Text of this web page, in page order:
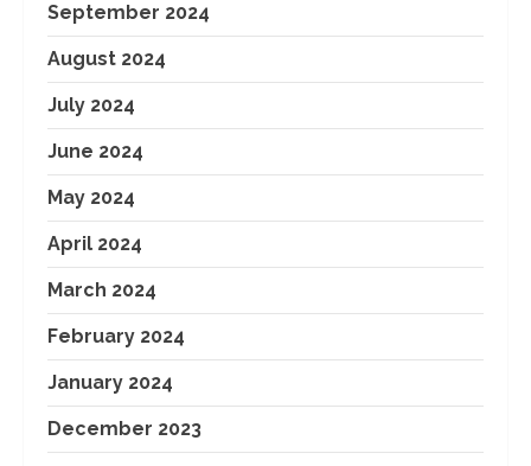
September 2024
August 2024
July 2024
June 2024
May 2024
April 2024
March 2024
February 2024
January 2024
December 2023